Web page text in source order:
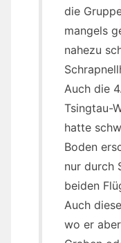
die
mangels
nahezu
Auch die
Tsingtau-
hatte
Boden
nur durch
beiden
Auch
wo er